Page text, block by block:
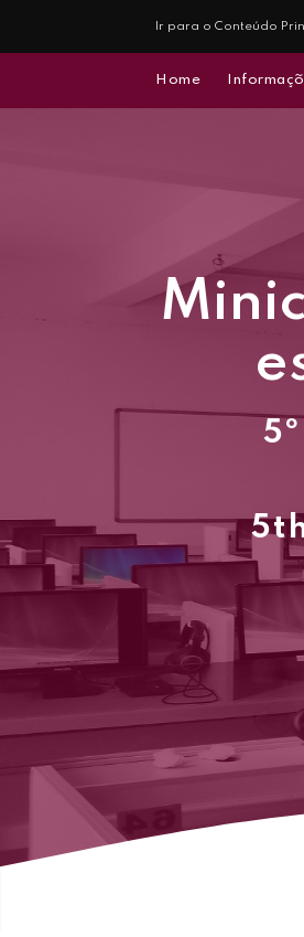
Ir para o Conteúdo
Home